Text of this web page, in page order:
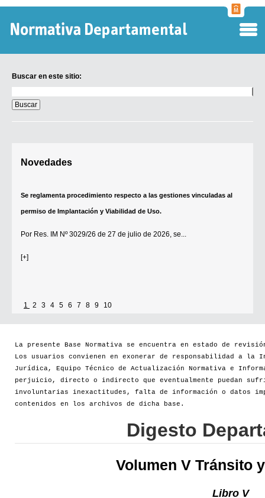
Buscar en este sitio:
en
este
sitio:
Novedades
Se reglamenta procedimiento respecto a las gestiones vinculadas al
permiso de Implantación y Viabilidad de Uso.
Por Res. IM Nº 3029/26 de 27 de julio de 2026, se...
[+]
1 2 3 4 5 6 7 8 9 10
La presente Base Normativa se encuentra en estado de
Los usuarios convienen en exonerar de responsabilidad a la
Jurídica, Equipo Técnico de Actualización Normativa e
perjuicio, directo o indirecto que eventualmente puedan
involuntarias inexactitudes, falta de información o datos
contenidos en los archivos de dicha base.
Digesto
Volumen V Tránsito
Libro V